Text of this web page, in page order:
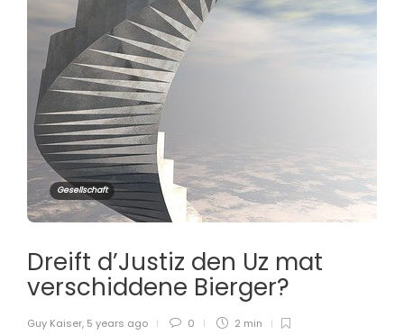
Gesellschaft
Dreift d’Justiz den Uz mat
verschiddene Bierger?
Guy Kaiser, 5 years ago 0 2 min